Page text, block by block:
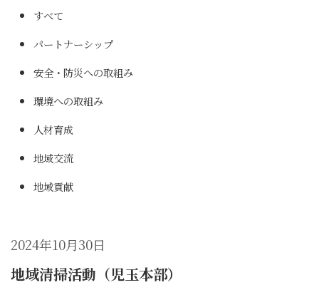
すべて
パートナーシップ
安全・防災への取組み
環境への取組み
人材育成
地域交流
地域貢献
2024年10月30日
地域清掃活動（児玉本部）